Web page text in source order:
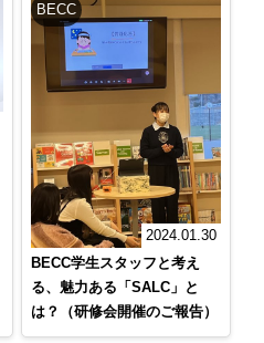
BECC
2024.01.30
BECC学生スタッフと考え
る、魅力ある「SALC」と
は？（研修会開催のご報告）